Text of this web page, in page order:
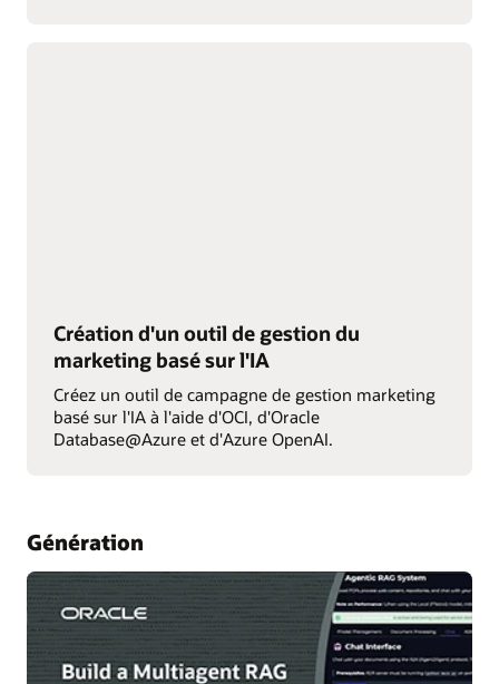
Création d'un outil de gestion du
marketing basé sur l'IA
Créez un outil de campagne de gestion marketing
basé sur l'IA à l'aide d'OCI, d'Oracle
Database@Azure et d'Azure OpenAI.
Génération